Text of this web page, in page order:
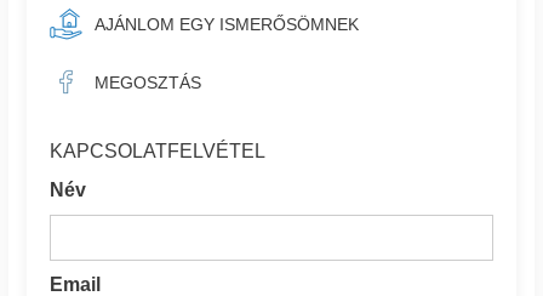
AJÁNLOM EGY ISMERŐSÖMNEK
MEGOSZTÁS
KAPCSOLATFELVÉTEL
Név
Email